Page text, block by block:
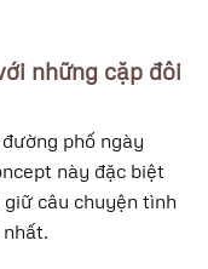
những cặp đôi
phố ngày
này đặc biệt
câu chuyện tình